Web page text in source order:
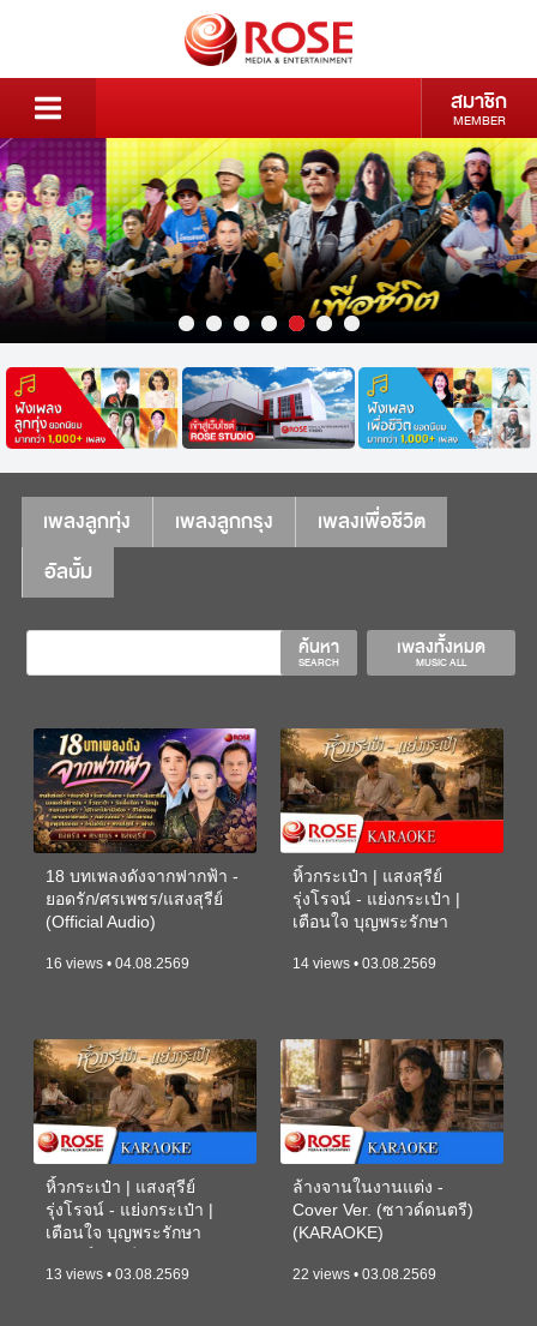
สมาชิก
MEMBER
เพลงลูกทุ่ง เพลงลูกกรุง
เพลงเพื่อชีวิต
อัลบั้ม
เพลงทั้งหมด
MUSIC ALL
ค้นหา
SEARCH
18 บทเพลงดังจากฟากฟ้า -
ยอดรัก/ศรเพชร/แสงสุรีย์
(Official Audio)
16 views • 04.08.2569
หิ้วกระเป๋า | แสงสุรีย์
รุ่งโรจน์ - แย่งกระเป๋า |
เตือนใจ บุญพระรักษา
14 views • 03.08.2569
หิ้วกระเป๋า | แสงสุรีย์
รุ่งโรจน์ - แย่งกระเป๋า |
เตือนใจ บุญพระรักษา
13 views • 03.08.2569
ล้างจานในงานแต่ง -
Cover Ver. (ซาวด์ดนตรี)
(KARAOKE)
22 views • 03.08.2569